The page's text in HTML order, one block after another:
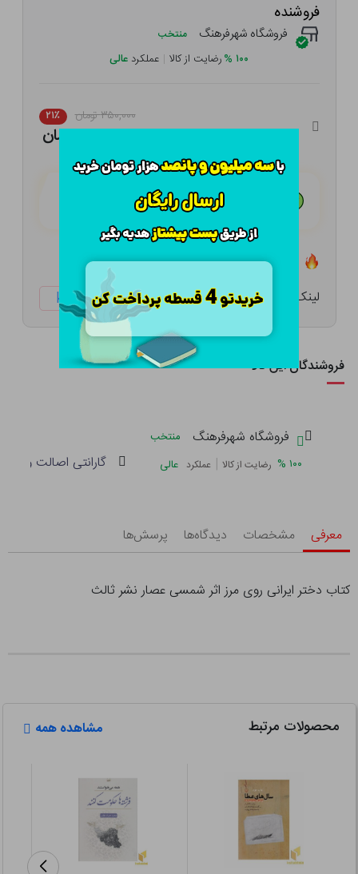
فروشنده
فروشگاه شهرفرهنگ منتخب
۱۰۰ %رضایت از کالا | عملکرد عالی
۳۵۰,۰۰۰ تومان ۲۱٪
۲۷۶,۵۰۰ تومان
هـر قسط با تــرب‌پــی:
تعداد ۰ عدد در انبار موجود است
لینک کوتاه: ketabtala.com/sbp-38255
فروشندگان این کالا
فروشگاه شهرفرهنگ
منتخب
۱۰۰ % رضایت از کالا | عملکرد عالی گارانتی اصالت و
معرفی مشخصات دیدگاه‌ها پرسش‌ها
کتاب دختر ایرانی روی مرز اثر شمسی عصار نشر ثالث
محصولات مرتبط مشاهده همه